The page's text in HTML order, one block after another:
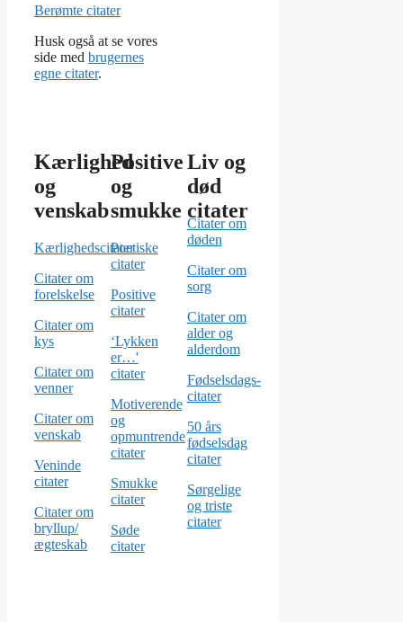
Berømte citater
Husk også at se vores
side med brugernes
egne citater.
Kærlighed
og
venskab
Kærlighedscitater
Citater om
forelskelse
Citater om
kys
Citater om
venner
Citater om
venskab
Veninde
citater
Citater om
bryllup/
ægteskab
Positive
og
smukke citater
Poetiske
citater
Positive
citater
‘Lykken
er…'
citater
Motiverende
og
opmuntrende
citater
Smukke
citater
Søde
citater
Liv og
død
Citater om
døden
Citater om
sorg
Citater om
alder og
alderdom
Fødselsdags-
citater
50 års
fødselsdag
citater
Sørgelige
og triste
citater